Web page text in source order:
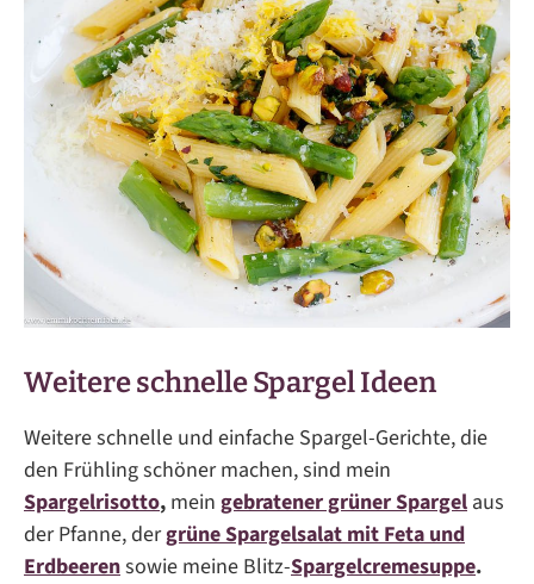
Weitere schnelle Spargel Ideen
Weitere schnelle und einfache Spargel-Gerichte, die
den Frühling schöner machen, sind mein
Spargelrisotto, mein gebratener grüner Spargel aus
der Pfanne, dergrüne Spargelsalat mit Feta und
Erdbeerensowie meine Blitz-Spargelcremesuppe.